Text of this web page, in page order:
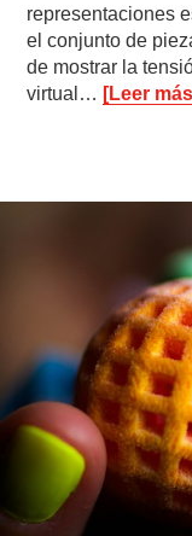
representaciones
el conjunto de
de mostrar la
virtual… [Leer